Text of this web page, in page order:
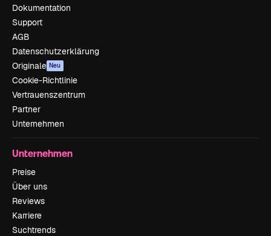
Dokumentation
Support
AGB
Datenschutzerklärung
Originale Neu
Cookie-Richtlinie
Vertrauenszentrum
Partner
Unternehmen
Unternehmen
Preise
Über uns
Reviews
Karriere
Suchtrends